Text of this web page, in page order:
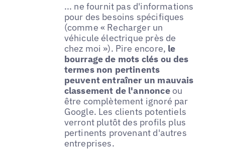
... ne fournit pas d'informations
pour des besoins spécifiques
(comme « Recharger un
véhicule électrique près de
chez moi »). Pire encore, le
bourrage de mots clés ou des
termes non pertinents
peuvent entraîner un mauvais
classement de l'annonceou
être complètement ignoré par
Google. Les clients potentiels
verront plutôt des profils plus
pertinents provenant d'autres
entreprises.